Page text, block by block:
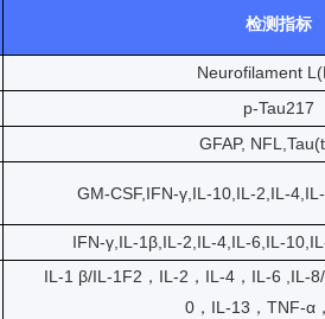
检测指标
Neurofilament
p-Tau217
GFAP,
GM-CSF,IFN-γ,IL-10,IL-2,IL-
IFN-γ,IL-1β,IL-2,IL-4,IL-6,IL-
IL-1 β/IL-1F2，IL-2，IL-4，IL-6 ,IL-
0，IL-13，TNF-α